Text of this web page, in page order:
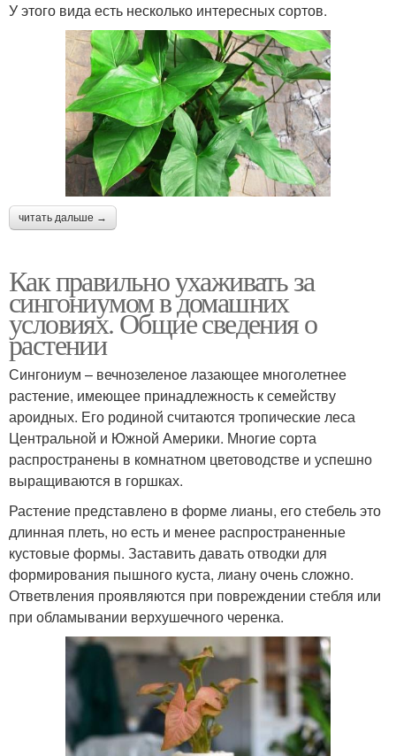
У этого вида есть несколько интересных сортов.
читать дальше →
Как правильно ухаживать за
сингониумом в домашних
условиях. Общие сведения о
растении
Сингониум – вечнозеленое лазающее многолетнее
растение, имеющее принадлежность к семейству
ароидных. Его родиной считаются тропические леса
Центральной и Южной Америки. Многие сорта
распространены в комнатном цветоводстве и успешно
выращиваются в горшках.
Растение представлено в форме лианы, его стебель это
длинная плеть, но есть и менее распространенные
кустовые формы. Заставить давать отводки для
формирования пышного куста, лиану очень сложно.
Ответвления проявляются при повреждении стебля или
при обламывании верхушечного черенка.